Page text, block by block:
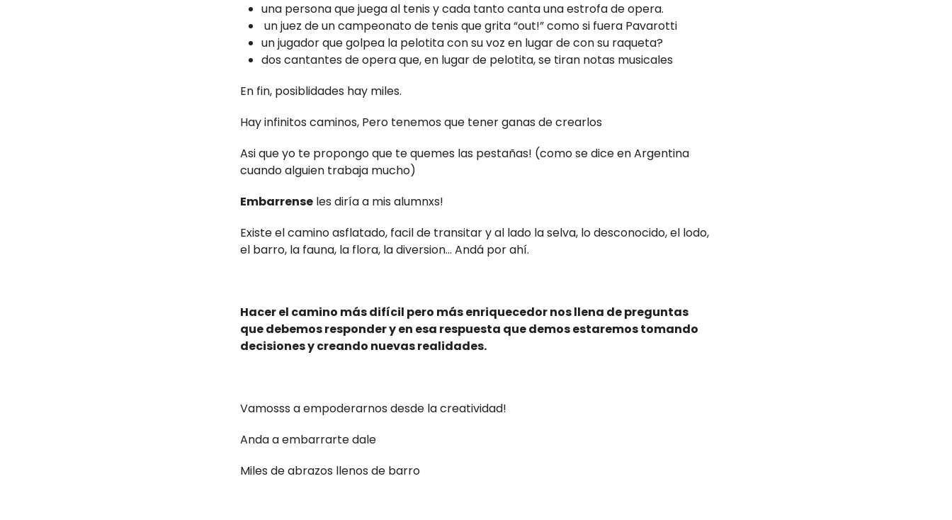
una persona que juega al tenis y cada tanto canta una estrofa de opera.
un juez de un campeonato de tenis que grita “out!” como si fuera Pavarotti
un jugador que golpea la pelotita con su voz en lugar de con su raqueta?
dos cantantes de opera que, en lugar de pelotita, se tiran notas musicales
En fin, posiblidades hay miles.
Hay infinitos caminos, Pero tenemos que tener ganas de crearlos
Asi que yo te propongo que te quemes las pestañas! (como se dice en Argentina
cuando alguien trabaja mucho)
Embarrenseles diría a mis alumnxs!
Existe el camino asflatado, facil de transitar y al lado la selva, lo desconocido, el lodo,
el barro, la fauna, la flora, la diversion... Andá por ahí.
Hacer el camino más difícil pero más enriquecedor nos llena de preguntas
que debemos responder y en esa respuesta que demos estaremos tomando
decisiones y creando nuevas realidades.
Vamosss a empoderarnos desde la creatividad!
Anda a embarrarte dale
Miles de abrazos llenos de barro